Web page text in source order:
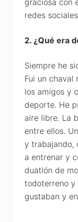
graciosa con
redes
2. ¿Qué era
Siempre he
Fui un chaval
los amigos y
deporte. He
aire libre. La
entre ellos.
y trabajando,
a entrenar y
duatlón de
todoterreno y
gustaban y